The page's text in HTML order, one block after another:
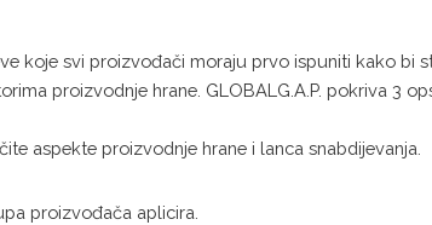
koje svi proizvođači moraju prvo ispuniti kako bi
proizvodnje hrane. GLOBALG.A.P. pokriva 3
aspekte proizvodnje hrane i lanca snabdijevanja.
proizvođača aplicira.